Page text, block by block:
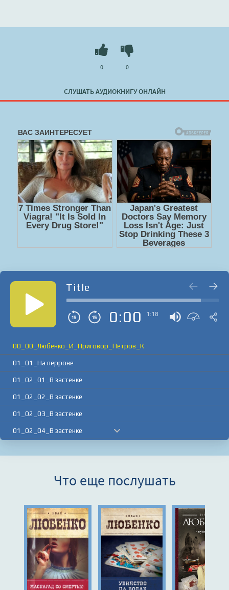
СЛУШАТЬ АУДИОКНИГУ ОНЛАЙН
0 0
Title
0:00 1:18
00_00_Любенко_И_Приговор_Петров_К
01_01_На перроне
01_02_01_В застенке
01_02_02_В застенке
01_02_03_В застенке
01_02_04_В застенке
01_05_Старые знакомые
01_06_02_Прогулка на эшафот
01_06_03_Прогулка на эшафот
01_06_04_Прогулка на эшафот
01_07_01_Освобождение
01_07_02_Освобождение
Что еще послушать